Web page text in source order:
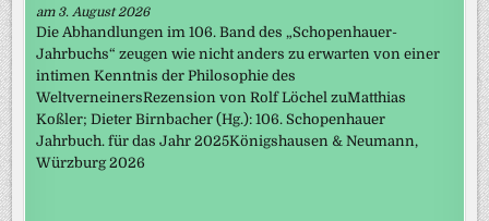
am 3. August 2026
Die Abhandlungen im 106. Band des „Schopenhauer-
Jahrbuchs“ zeugen wie nicht anders zu erwarten von einer
intimen Kenntnis der Philosophie des
WeltverneinersRezension von Rolf Löchel zuMatthias
Koßler; Dieter Birnbacher (Hg.): 106. Schopenhauer
Jahrbuch. für das Jahr 2025Königshausen & Neumann,
Würzburg 2026